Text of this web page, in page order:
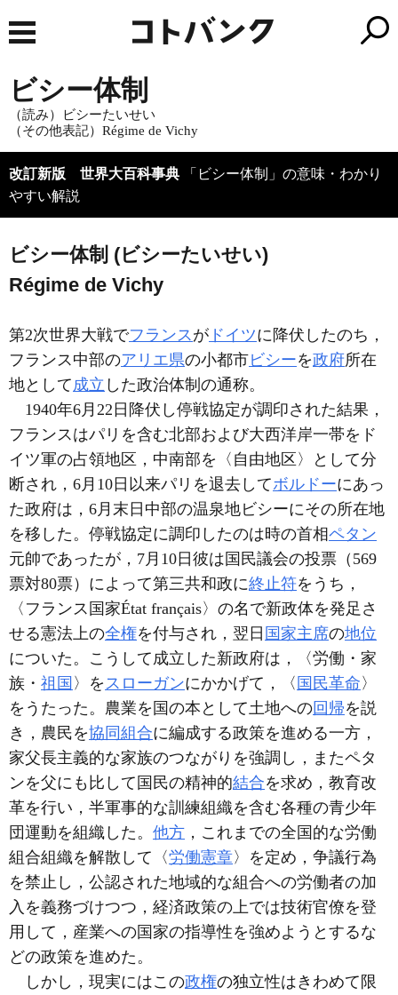
ビシー体制
（読み）ビシーたいせい
（その他表記）Régime de Vichy
改訂新版 世界大百科事典 「ビシー体制」の意味・わかり
やすい解説
ビシー体制 (ビシーたいせい)
Régime de Vichy
第2次世界大戦でフランスが ドイツに降伏したのち，
フランス中部のアリエ県の小都市ビシーを政府所在
地として成立 した政治体制の通称。
1940年6月22日降伏し停戦協定が調印された結果，
フランスはパリを含む北部および大西洋岸一帯をド
イツ軍の占領地区，中南部を〈自由地区〉として分
断され，6月10日以来パリを退去してボルドーにあっ
た政府は，6月末日中部の温泉地ビシーにその所在地
を移した。停戦協定に調印したのは時の首相ペタン
元帥であったが，7月10日彼は国民議会の投票（569
票対80票）によって第三共和政に終止符をうち，
〈フランス国家État français〉の名で新政体を発足さ
せる憲法上の全権を付与され，翌日 国家主席の地位
についた。こうして成立した新政府は，〈労働・家
族・ 祖国 〉をスローガンにかかげて，〈 国民革命 〉
をうたった。農業を国の本として土地への回帰を説
き，農民を協同組合に編成する政策を進める一方，
家父長主義的な家族のつながりを強調し，またペタ
ンを父にも比して国民の精神的結合を求め，教育改
革を行い，半軍事的な訓練組織を含む各種の青少年
団運動を組織した。 他方 ，これまでの全国的な労働
組合組織を解散して〈労働憲章〉を定め，争議行為
を禁止し，公認された地域的な組合への労働者の加
入を義務づけつつ，経済政策の上では技術官僚を登
用して，産業への国家の指導性を強めようとするな
どの政策を進めた。
しかし，現実にはこの政権の独立性はきわめて限